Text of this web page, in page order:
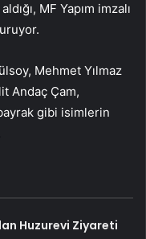
MF Yapım imzalı
Mehmet Yılmaz
Andaç Çam,
gibi isimlerin
Huzurevi Ziyareti